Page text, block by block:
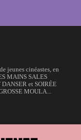
jeunes cinéastes, en
MAINS SALES
et SOIRÉE
MOULA...